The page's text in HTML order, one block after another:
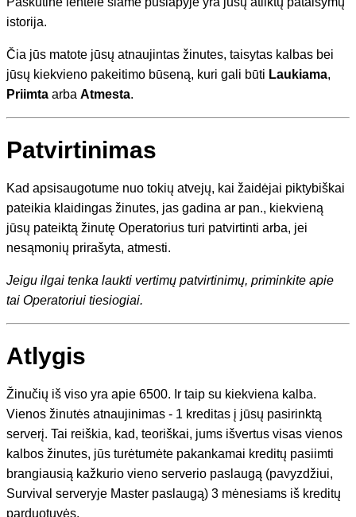
istorija.
Čia jūs matote jūsų atnaujintas žinutes, taisytas kalbas bei
jūsų kiekvieno pakeitimo būseną, kuri gali būti Laukiama,
Priimta arba Atmesta.
Patvirtinimas
Kad apsisaugotume nuo tokių atvejų, kai žaidėjai piktybiškai
pateikia klaidingas žinutes, jas gadina ar pan., kiekvieną
jūsų pateiktą žinutę Operatorius turi patvirtinti arba, jei
nesąmonių prirašyta, atmesti.
Jeigu ilgai tenka laukti vertimų patvirtinimų, priminkite apie
tai Operatoriui tiesiogiai.
Atlygis
Žinučių iš viso yra apie 6500. Ir taip su kiekviena kalba.
Vienos žinutės atnaujinimas - 1 kreditas į jūsų pasirinktą
serverį. Tai reiškia, kad, teoriškai, jums išvertus visas vienos
kalbos žinutes, jūs turėtumėte pakankamai kreditų pasiimti
brangiausią kažkurio vieno serverio paslaugą (pavyzdžiui,
Survival serveryje Master paslaugą) 3 mėnesiams iš kreditų
parduotuvės.